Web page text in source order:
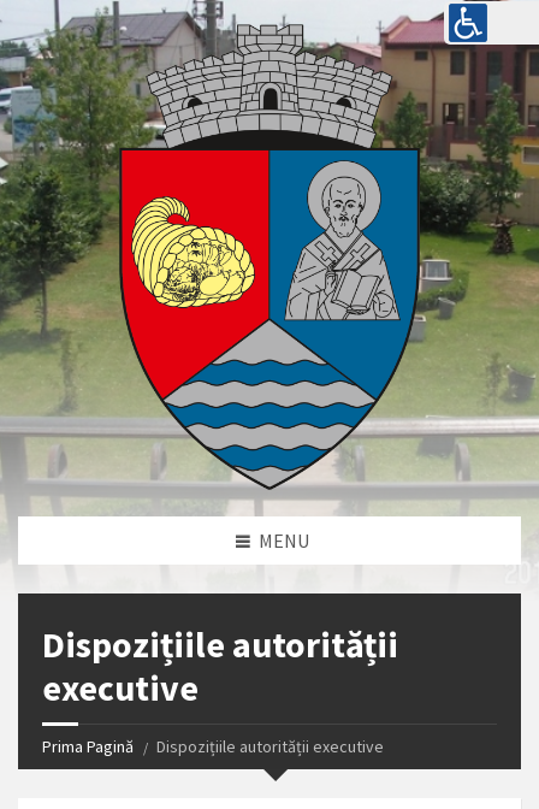
MENU
Dispozițiile autorității
executive
Prima Pagină Dispozițiile autorității executive